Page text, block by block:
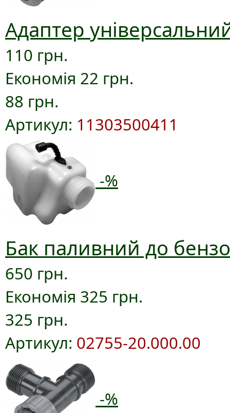
Адаптер
110 грн.
Економія 22 грн.
88 грн.
Артикул: 11303500411
-%
Бак паливний до
650 грн.
Економія 325 грн.
325 грн.
Артикул: 02755-20.000.00
-%